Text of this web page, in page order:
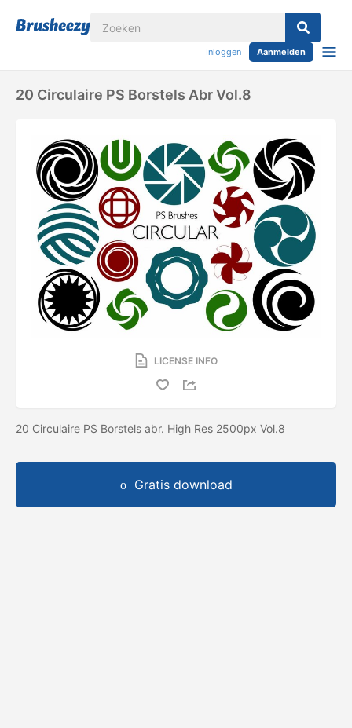
Inloggen Aanmelden
20 Circulaire PS Borstels Abr Vol.8
LICENSE INFO
20 Circulaire PS Borstels abr. High Res 2500px Vol.8
Gratis download